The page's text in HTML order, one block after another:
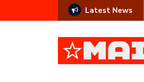
Latest News